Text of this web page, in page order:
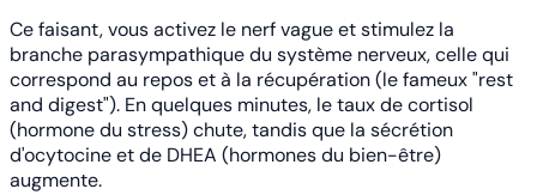
Ce faisant, vous activez le nerf vague et stimulez la
branche parasympathique du système nerveux, celle qui
correspond au repos et à la récupération (le fameux "rest
and digest"). En quelques minutes, le taux de cortisol
(hormone du stress) chute, tandis que la sécrétion
d'ocytocine et de DHEA (hormones du bien-être)
augmente.